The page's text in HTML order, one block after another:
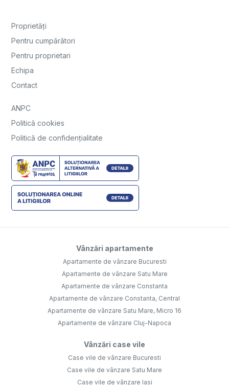
Proprietăți
Pentru cumpărători
Pentru proprietari
Echipa
Contact
ANPC
Politică cookies
Politică de confidențialitate
Vânzări apartamente
Apartamente de vânzare Bucuresti
Apartamente de vânzare Satu Mare
Apartamente de vânzare Constanta
Apartamente de vânzare Constanta, Central
Apartamente de vânzare Satu Mare, Micro 16
Apartamente de vânzare Cluj-Napoca
Vânzări case vile
Case vile de vânzare Bucuresti
Case vile de vânzare Satu Mare
Case vile de vânzare Iasi